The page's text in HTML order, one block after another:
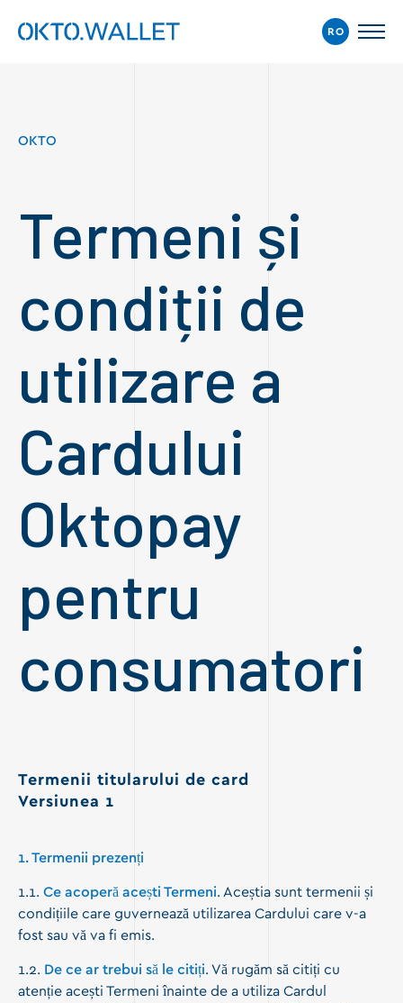
RO
OKTO
Termeni și
condiții de
utilizare a
Cardului
Oktopay
pentru
consumatori
Termenii titularului de card
Versiunea 1
1. Termenii prezenți
1.1. Ce acoperă acești Termeni. Aceștia sunt termenii și
condițiile care guvernează utilizarea Cardului care v-a
fost sau vă va fi emis.
1.2. De ce ar trebui să le citiți. Vă rugăm să citiți cu
atenție acești Termeni înainte de a utiliza Cardul